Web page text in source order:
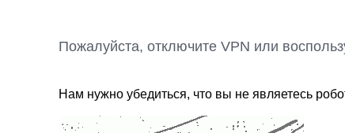
Пожалуйста, отключите VPN или
Нам нужно убедиться, что вы не являетесь